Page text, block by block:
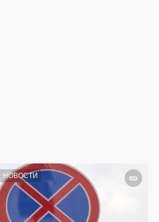
НОВОСТИ